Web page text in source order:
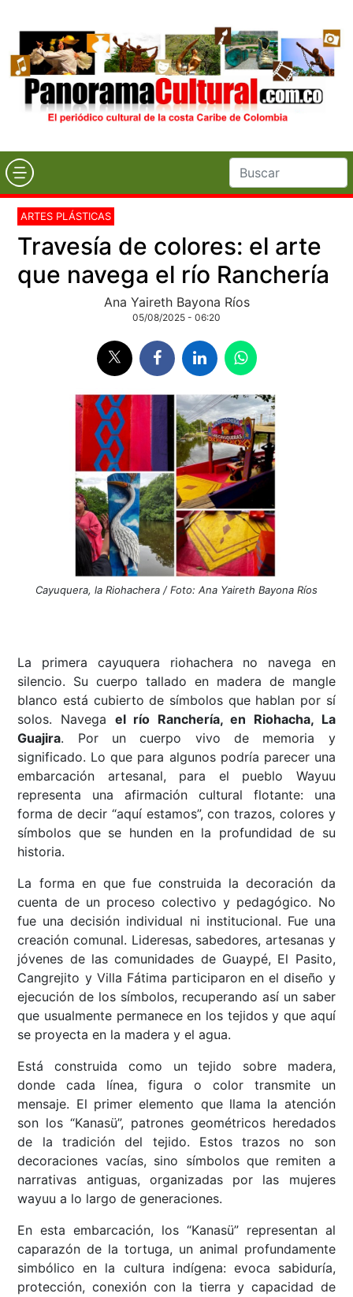
ARTES PLÁSTICAS
Travesía de colores: el arte
que navega el río Ranchería
Ana Yaireth Bayona Ríos
05/08/2025 - 06:20
Cayuquera, la Riohachera / Foto: Ana Yaireth Bayona Ríos
La primera cayuquera riohachera no navega en
silencio. Su cuerpo tallado en madera de mangle
blanco está cubierto de símbolos que hablan por sí
solos. Navega el río Ranchería, en Riohacha, La
Guajira. Por un cuerpo vivo de memoria y
significado. Lo que para algunos podría parecer una
embarcación artesanal, para el pueblo Wayuu
representa una afirmación cultural flotante: una
forma de decir “aquí estamos”, con trazos, colores y
símbolos que se hunden en la profundidad de su
historia.
La forma en que fue construida la decoración da
cuenta de un proceso colectivo y pedagógico. No
fue una decisión individual ni institucional. Fue una
creación comunal. Lideresas, sabedores, artesanas y
jóvenes de las comunidades de Guaypé, El Pasito,
Cangrejito y Villa Fátima participaron en el diseño y
ejecución de los símbolos, recuperando así un saber
que usualmente permanece en los tejidos y que aquí
se proyecta en la madera y el agua.
Está construida como un tejido sobre madera,
donde cada línea, figura o color transmite un
mensaje. El primer elemento que llama la atención
son los “Kanasü”, patrones geométricos heredados
de la tradición del tejido. Estos trazos no son
decoraciones vacías, sino símbolos que remiten a
narrativas antiguas, organizadas por las mujeres
wayuu a lo largo de generaciones.
En esta embarcación, los “Kanasü” representan al
caparazón de la tortuga, un animal profundamente
simbólico en la cultura indígena: evoca sabiduría,
protección, conexión con la tierra y capacidad de